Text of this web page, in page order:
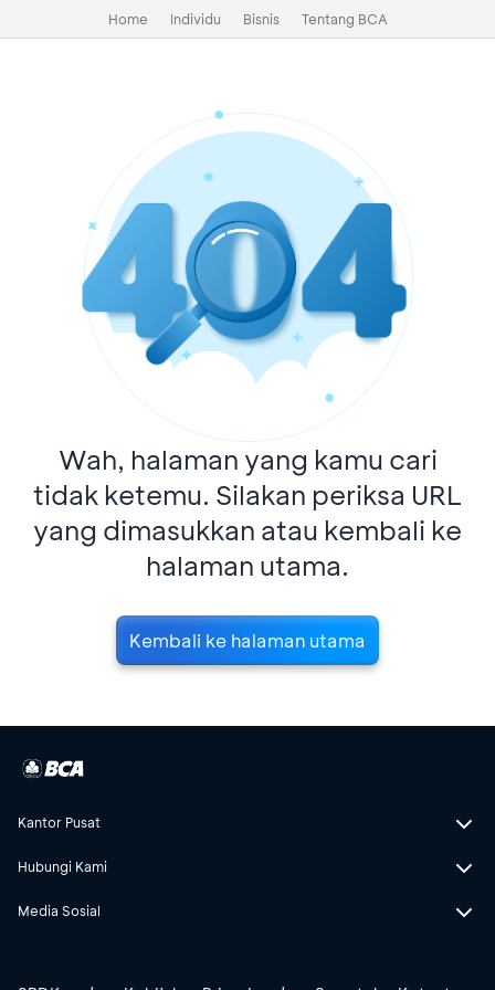
Home Individu Bisnis Tentang BCA
Wah, halaman yang kamu cari
tidak ketemu. Silakan periksa URL
yang dimasukkan atau kembali ke
halaman utama.
Kembali ke halaman utama
Kantor Pusat
Hubungi Kami
Media Sosial